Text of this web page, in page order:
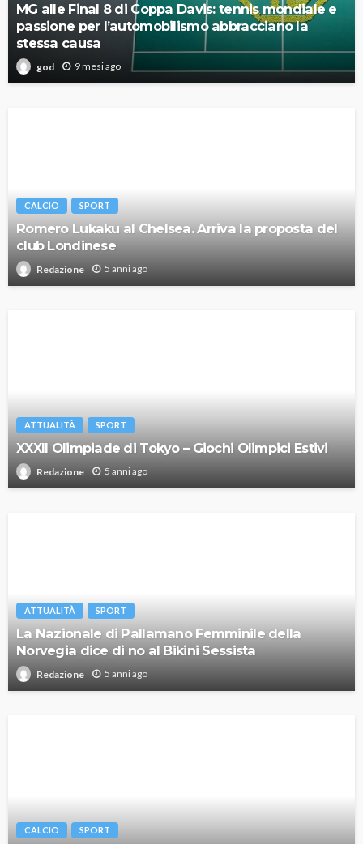
MG alle Final 8 di Coppa Davis: tennis mondiale e
passione per l’automobilismo abbracciano la
stessa causa
god 9 mesi ago
CALCIO SPORT
Romero Lukaku al Chelsea. Arriva la proposta del
club Londinese
Redazione 5 anni ago
ATTUALITÀ SPORT
XXXII Olimpiade di Tokyo – Giochi Olimpici Estivi
Redazione 5 anni ago
ATTUALITÀ SPORT
La Nazionale di Pallamano Femminile della
Norvegia dice di no al Bikini Sessista
Redazione 5 anni ago
CALCIO SPORT